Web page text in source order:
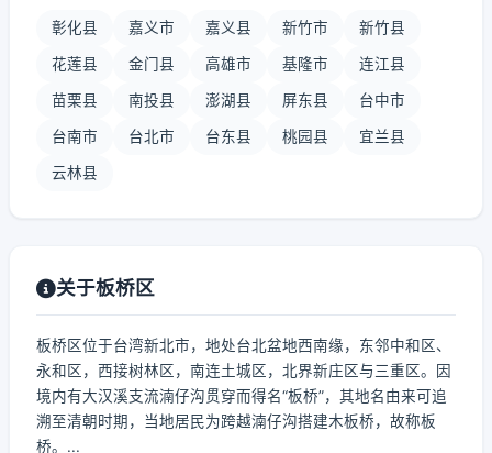
彰化县 嘉义市 嘉义县 新竹市 新竹县
花莲县 金门县 高雄市 基隆市 连江县
苗栗县 南投县 澎湖县 屏东县 台中市
台南市 台北市 台东县 桃园县 宜兰县
云林县
关于板桥区
板桥区位于台湾新北市，地处台北盆地西南缘，东邻中和区、
永和区，西接树林区，南连土城区，北界新庄区与三重区。因
境内有大汉溪支流湳仔沟贯穿而得名“板桥”，其地名由来可追
溯至清朝时期，当地居民为跨越湳仔沟搭建木板桥，故称板
桥。...